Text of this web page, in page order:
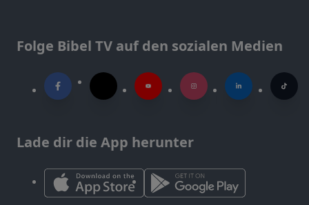
Folge Bibel TV auf den sozialen Medien
Lade dir die App herunter